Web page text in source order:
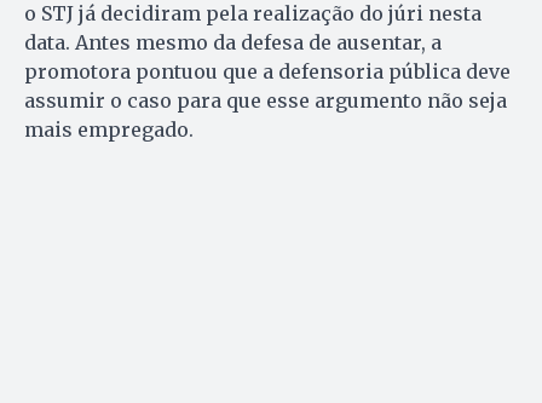
o STJ já decidiram pela realização do júri nesta
data. Antes mesmo da defesa de ausentar, a
promotora pontuou que a defensoria pública deve
assumir o caso para que esse argumento não seja
mais empregado.